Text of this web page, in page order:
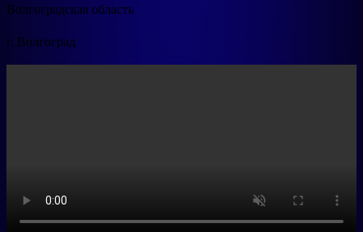
Волгоградская область
г. Волгоград